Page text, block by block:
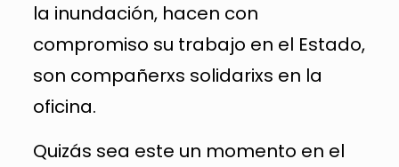
la inundación, hacen con
compromiso su trabajo en el Estado,
son compañerxs solidarixs en la
oficina.
Quizás sea este un momento en el